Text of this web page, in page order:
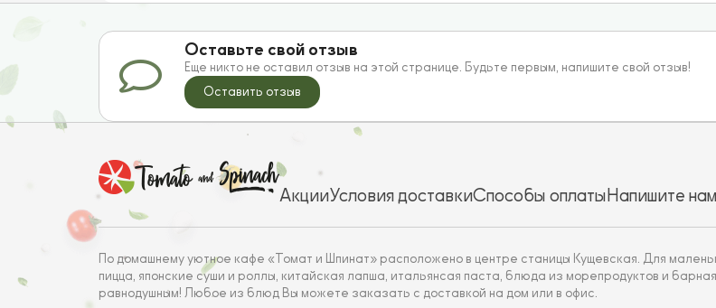
Оставьте свой отзыв
Еще никто не оставил отзыв на этой странице. Будьте первым, напишите свой отзыв!
Оставить отзыв
АкцииУсловия доставкиСпособы оплатыНапишите нам
По домашнему уютное кафе «Томат и Шпинат» расположено в центре станицы Кущевская. Для
пицца, японские суши и роллы, китайская лапша, итальянсая паста, блюда из морепродуктов и
равнодушным! Любое из блюд Вы можете заказать с доставкой на дом или в офис.